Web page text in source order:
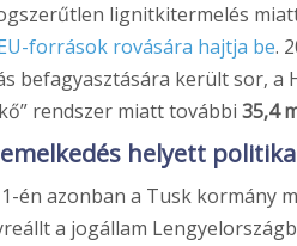
lignitkitermelés
források rovására hajtja be.
befagyasztására került sor, a
rendszer miatt további 35,4
helyett
én azonban a Tusk kormány
a jogállam